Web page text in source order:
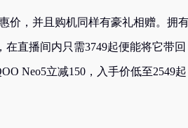
价，并且购机同样有豪礼相赠。拥
直播间内只需3749起便能将它带回
Neo5立减150，入手价低至2549起